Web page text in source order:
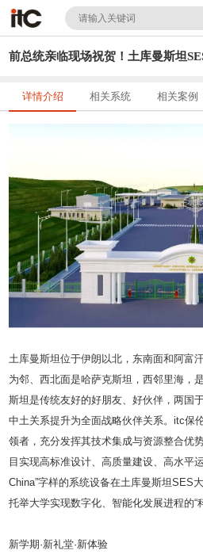
详情介绍 相关系统 相关案例
土库曼斯坦位于伊朗以北，东南面和阿富
为邻、西北面是哈萨克斯坦，西邻里海，
斯坦是传统友好的好朋友、好伙伴，两国
中土关系提升为全面战略伙伴关系。itc保
领者，充分发挥其技术集成与资源整合优
目实现高标准设计、高质量建设、高水平
China”字样的系统设备在土库曼斯坦SES
托举大学实现数字化、智能化发展进程的“
新学期·新礼堂·新体验